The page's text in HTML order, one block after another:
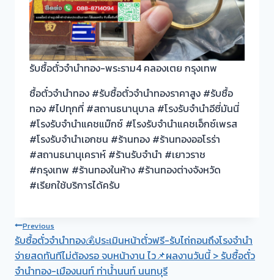
รับซื้อตั๋วจำนำทอง-พระราม4 คลองเตย กรุงเทพ
ซื้อตั๋วจำนำทอง #รับซื้อตั๋วจำนำทองราคาสูง #รับซื้อ
ทอง #ไปทุกที่ #สถานธนานุบาล #โรงรับจำนำอีซี่มันนี่
#โรงรับจำนำแคชแม๊กซ์ #โรงรับจำนำแคชเอ็กซ์เพรส
#โรงรับจำนำเอกชน #ร้านทอง #ร้านทองออโรร่า
#สถานธนานุเคราห์ #ร้านรับจำนำ #เยาวราช
#กรุงเทพ #ร้านทองในห้าง #ร้านทองต่างจังหวัด
#เรียกใช้บริการได้ครับ
Post
navigation
Previous
รับซื้อตั๋วจำนำทอง💰ประเมินหน้าตั๋วฟรี-รับไถ่ถอนถึงโรงจำนำ
จ่ายสดทันทีไม่ต้องรอ จบหน้างาน ไว📌ผลงานวันนี้ > รับซื้อตั๋ว
จำนำทอง-เมืองนนท์ ท่าน้ำนนท์ นนทบุรี